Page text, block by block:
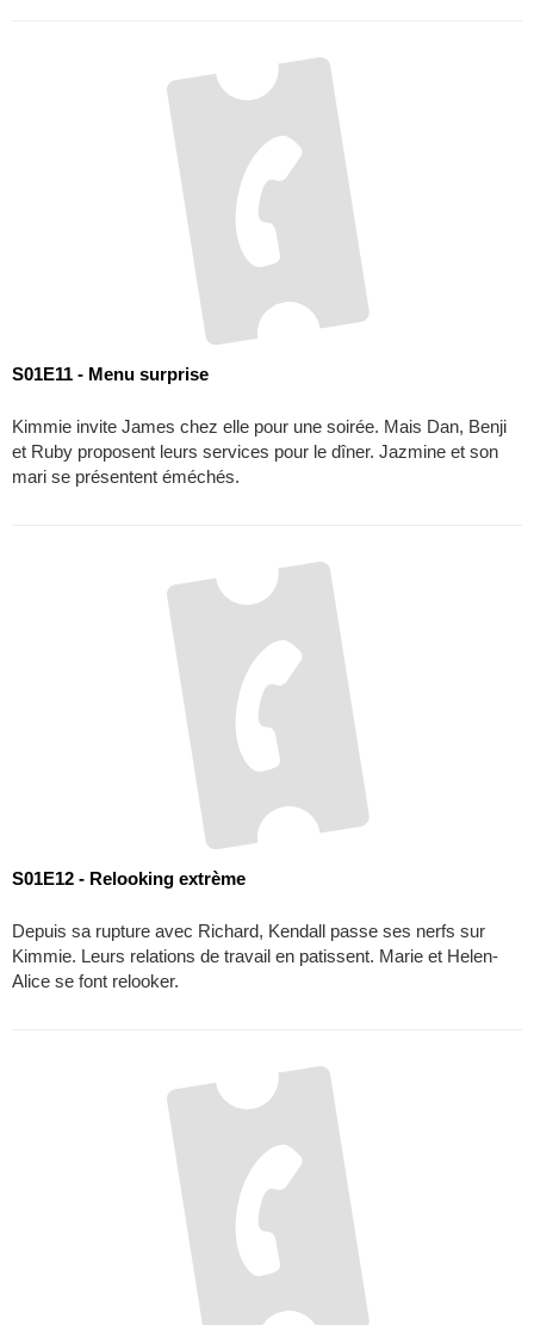
S01E11 - Menu surprise
Kimmie invite James chez elle pour une soirée. Mais Dan, Benji
et Ruby proposent leurs services pour le dîner. Jazmine et son
mari se présentent éméchés.
S01E12 - Relooking extrème
Depuis sa rupture avec Richard, Kendall passe ses nerfs sur
Kimmie. Leurs relations de travail en patissent. Marie et Helen-
S01E13 - Touche pas à mes potes
Kimmie perd sa virginité. Accaparée, elle passe moins de temps
avec ses amies, qui le lui reprochent. Kendall décide de se laisser